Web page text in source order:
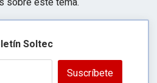
Soltec
Suscríbete